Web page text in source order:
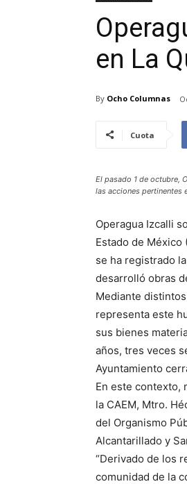
en La
By Ocho Columnas
Cuota
El pasado 1 de octubre,
las acciones pertinentes
Operagua Izcalli
Estado de México
se ha registrado
desarrolló obras
Mediante
representa este
sus bienes
años, tres veces
Ayuntamiento
En este contexto,
la CAEM, Mtro.
del Organismo
Alcantarillado y
“Derivado de los
comunidad de la